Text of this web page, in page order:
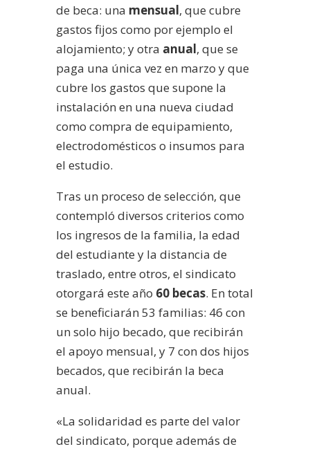
de beca: una mensual, que cubre
gastos fijos como por ejemplo el
alojamiento; y otra anual, que se
paga una única vez en marzo y que
cubre los gastos que supone la
instalación en una nueva ciudad
como compra de equipamiento,
electrodomésticos o insumos para
el estudio.
Tras un proceso de selección, que
contempló diversos criterios como
los ingresos de la familia, la edad
del estudiante y la distancia de
traslado, entre otros, el sindicato
otorgará este año 60 becas. En total
se beneficiarán 53 familias: 46 con
un solo hijo becado, que recibirán
el apoyo mensual, y 7 con dos hijos
becados, que recibirán la beca
anual.
«La solidaridad es parte del valor
del sindicato, porque además de